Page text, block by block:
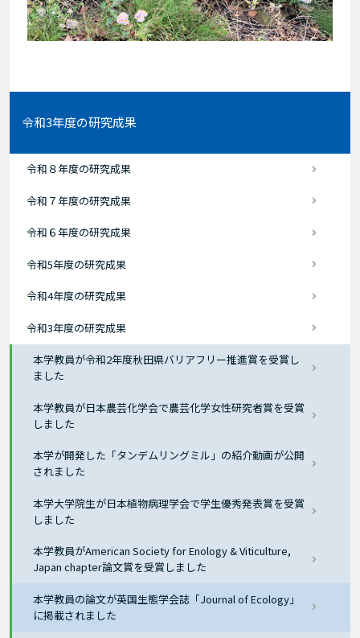
令和3年度の研究成果
令和８年度の研究成果
令和７年度の研究成果
令和６年度の研究成果
令和5年度の研究成果
令和4年度の研究成果
令和3年度の研究成果
本学教員が令和2年度秋田県バリアフリー推進賞を受賞し
ました
本学教員が日本農芸化学会で農芸化学女性研究者賞を受賞
しました
本学が開発した「タンデムリングミル」の紹介動画が公開
されました
本学大学院生が日本植物病理学会で学生優秀発表賞を受賞
しました
本学教員がAmerican Society for Enology & Viticulture,
Japan chapter論文賞を受賞しました
本学教員の論文が英国生態学会誌「Journal of Ecology」
に掲載されました